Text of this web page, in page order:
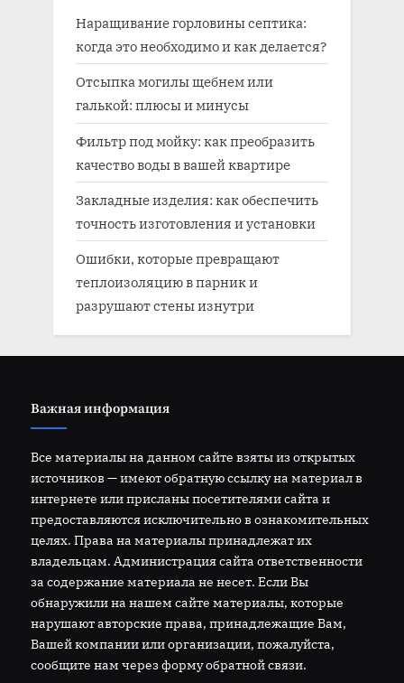
Наращивание горловины септика:
когда это необходимо и как делается?
Отсыпка могилы щебнем или
галькой: плюсы и минусы
Фильтр под мойку: как преобразить
качество воды в вашей квартире
Закладные изделия: как обеспечить
точность изготовления и установки
Ошибки, которые превращают
теплоизоляцию в парник и
разрушают стены изнутри
Важная информация
Все материалы на данном сайте взяты из открытых
источников — имеют обратную ссылку на материал в
интернете или присланы посетителями сайта и
предоставляются исключительно в ознакомительных
целях. Права на материалы принадлежат их
владельцам. Администрация сайта ответственности
за содержание материала не несет. Если Вы
обнаружили на нашем сайте материалы, которые
нарушают авторские права, принадлежащие Вам,
Вашей компании или организации, пожалуйста,
сообщите нам через форму обратной связи.